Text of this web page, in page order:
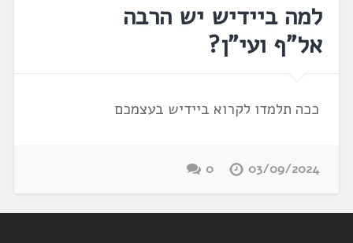
למה ביידיש יש הרבה
אל"ף ועי"ן?
ככה תלמדו לקרוא ביידיש בעצמכם
03/09/2024
0